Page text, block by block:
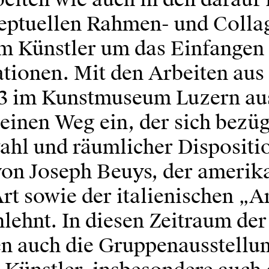
Rahmen- und
Künstler um das
Mit den Arbeiten
im Kunstmuseum Luzern
Weg ein, der sich
und räumlicher
Joseph Beuys, der
sowie der italienischen
In diesen Zeitraum
auch die